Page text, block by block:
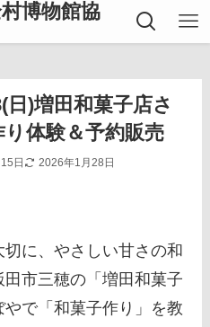
博物館協
日)増田和菓子店さ
体験＆予約販売
日 2026年1月28日
に、やさしい甘さの和
市三穂の「増田和菓子
で「和菓子作り」を教